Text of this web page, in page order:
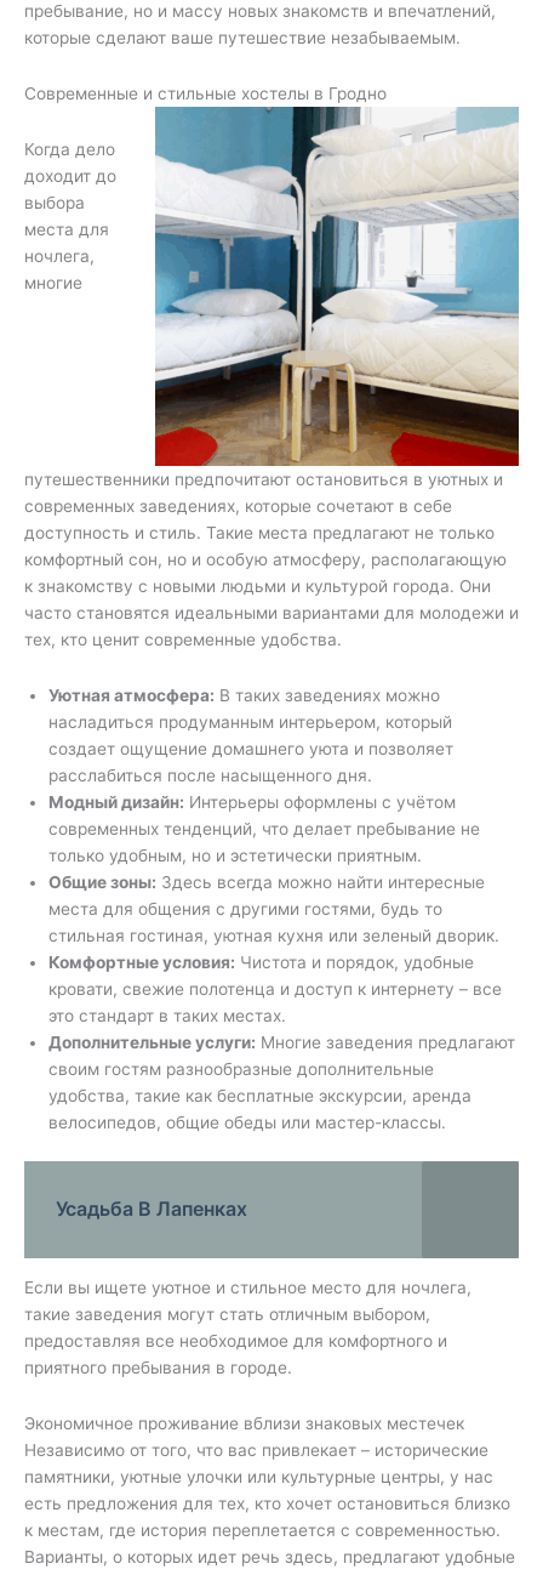
пребывание, но и массу новых знакомств и впечатлений,
которые сделают ваше путешествие незабываемым.
Современные и стильные хостелы в Гродно
Когда дело
доходит до
выбора
места для
ночлега,
многие
путешественники предпочитают остановиться в уютных и
современных заведениях, которые сочетают в себе
доступность и стиль. Такие места предлагают не только
комфортный сон, но и особую атмосферу, располагающую
к знакомству с новыми людьми и культурой города. Они
часто становятся идеальными вариантами для молодежи и
тех, кто ценит современные удобства.
Уютная атмосфера: В таких заведениях можно
насладиться продуманным интерьером, который
создает ощущение домашнего уюта и позволяет
расслабиться после насыщенного дня.
Модный дизайн: Интерьеры оформлены с учётом
современных тенденций, что делает пребывание не
только удобным, но и эстетически приятным.
Общие зоны: Здесь всегда можно найти интересные
места для общения с другими гостями, будь то
стильная гостиная, уютная кухня или зеленый дворик.
Комфортные условия: Чистота и порядок, удобные
кровати, свежие полотенца и доступ к интернету – все
это стандарт в таких местах.
Дополнительные услуги: Многие заведения предлагают
своим гостям разнообразные дополнительные
удобства, такие как бесплатные экскурсии, аренда
велосипедов, общие обеды или мастер-классы.
Усадьба В Лапенках
Если вы ищете уютное и стильное место для ночлега,
такие заведения могут стать отличным выбором,
предоставляя все необходимое для комфортного и
приятного пребывания в городе.
Экономичное проживание вблизи знаковых местечек
Независимо от того, что вас привлекает – исторические
памятники, уютные улочки или культурные центры, у нас
есть предложения для тех, кто хочет остановиться близко
к местам, где история переплетается с современностью.
Варианты, о которых идет речь здесь, предлагают удобные